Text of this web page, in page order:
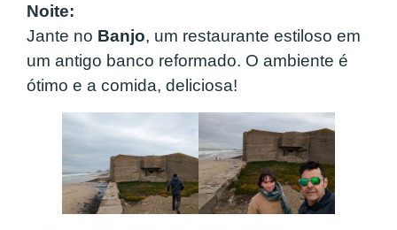
Noite:
Jante no Banjo, um restaurante estiloso em
um antigo banco reformado. O ambiente é
ótimo e a comida, deliciosa!